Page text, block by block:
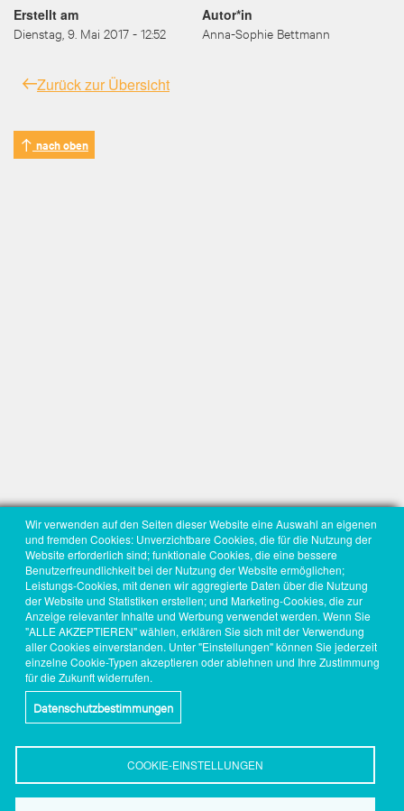
Erstellt am
Dienstag, 9. Mai 2017 - 12:52
Autor*in
Anna-Sophie Bettmann
Zurück zur Übersicht
nach oben
Wir verwenden auf den Seiten dieser Website eine Auswahl an eigenen
und fremden Cookies: Unverzichtbare Cookies, die für die Nutzung der
Website erforderlich sind; funktionale Cookies, die eine bessere
Benutzerfreundlichkeit bei der Nutzung der Website ermöglichen;
Leistungs-Cookies, mit denen wir aggregierte Daten über die Nutzung
der Website und Statistiken erstellen; und Marketing-Cookies, die zur
Anzeige relevanter Inhalte und Werbung verwendet werden. Wenn Sie
"ALLE AKZEPTIEREN" wählen, erklären Sie sich mit der Verwendung
aller Cookies einverstanden. Unter "Einstellungen" können Sie jederzeit
einzelne Cookie-Typen akzeptieren oder ablehnen und Ihre Zustimmung
für die Zukunft widerrufen.
Datenschutzbestimmungen
COOKIE-EINSTELLUNGEN